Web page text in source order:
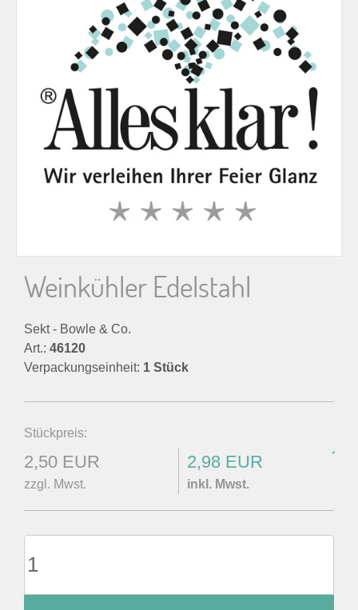
a
h
Weinkühler Edelstahl
Sekt - Bowle & Co.
Art.: 46120
Verpackungseinheit: 1 Stück
Stückpreis:
2,50 EUR
zzgl. Mwst.
2,98 EUR *
inkl. Mwst.